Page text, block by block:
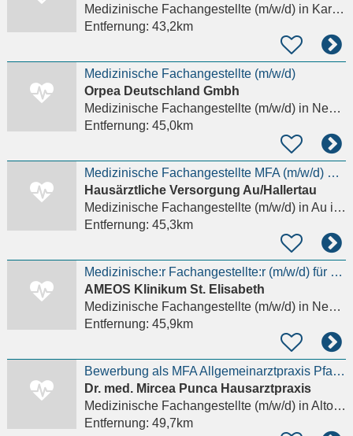
Medizinische Fachangestellte (m/w/d)in Karlshuld
Entfernung: 43,2km
Medizinische Fachangestellte (m/w/d)
Orpea Deutschland Gmbh
Medizinische Fachangestellte (m/w/d)in Neuburg an der Donau
Entfernung: 45,0km
Medizinische Fachangestellte MFA (m/w/d) gesucht
Hausärztliche Versorgung Au/Hallertau
Medizinische Fachangestellte (m/w/d)in Au in der Hallertau
Entfernung: 45,3km
Medizinische:r Fachangestellte:r (m/w/d) für das MVZ - Gestalten Sie mit uns die Zukunft!
AMEOS Klinikum St. Elisabeth
Medizinische Fachangestellte (m/w/d)in Neuburg an der Donau
Entfernung: 45,9km
Bewerbung als MFA Allgemeinarztpraxis Pfaffenhofen in Vollzeit/Teilzeit/Minijob
Dr. med. Mircea Punca Hausarztpraxis
Medizinische Fachangestellte (m/w/d)in Altomünster
Entfernung: 49,7km